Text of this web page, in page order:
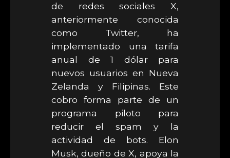
de redes sociales X,
anteriormente conocida
como Twitter, ha
implementado una tarifa
anual de 1 dólar para
nuevos usuarios en Nueva
Zelanda y Filipinas. Este
cobro forma parte de un
programa piloto para
reducir el spam y la
actividad de bots. Elon
Musk, dueño de X, apoya la